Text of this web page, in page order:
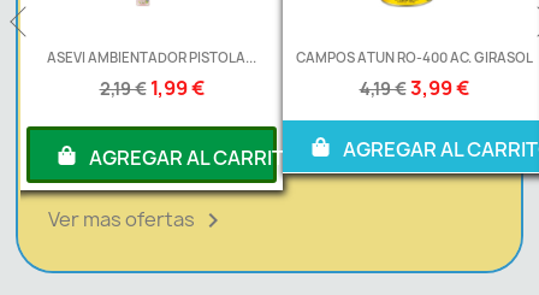
ASEVI AMBIENTADOR PISTOLA...
2,19 € 1,99 €
AGREGAR AL CARRITO
CAMPOS ATUN RO-400 AC. GIRASOL
4,19 €3,99 €
AGREGAR AL
Ver mas ofertas 